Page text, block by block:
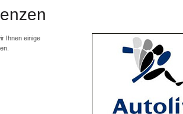
Ihnen einige